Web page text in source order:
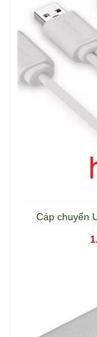
Cáp chuyển